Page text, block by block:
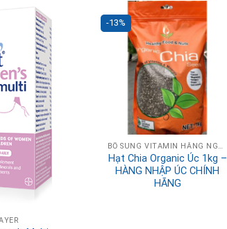
-13%
BỔ SUNG VITAMIN HẰNG NGÀY, TĂNG ĐỀ KHÁNG
Hạt Chia Organic Úc 1kg –
HÀNG NHẬP ÚC CHÍNH
HÃNG